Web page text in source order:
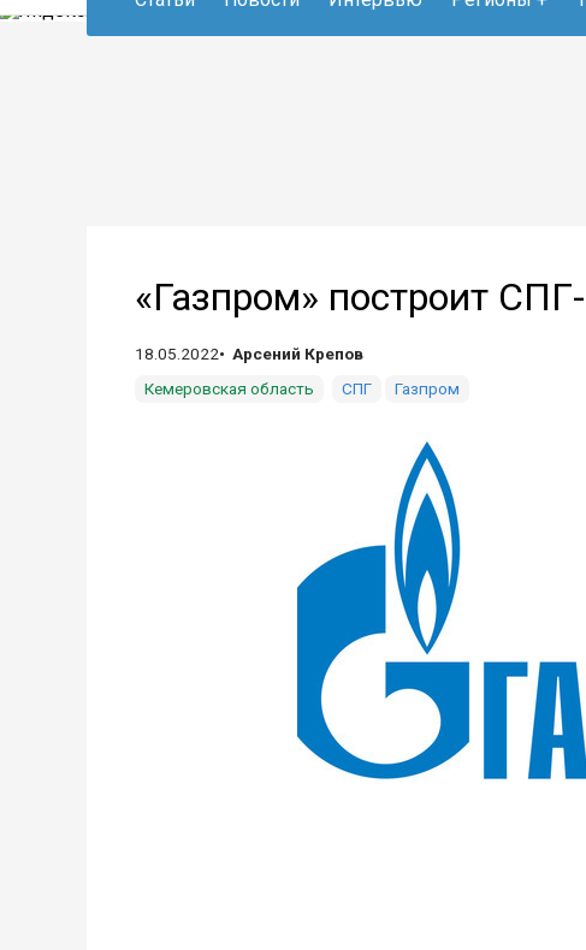
«Газпром» построит
18.05.2022
Арсений Крепов
Кемеровская область
СПГ Газпром